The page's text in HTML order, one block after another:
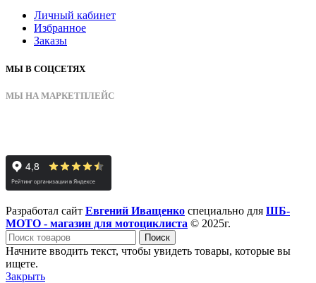
Личный кабинет
Избранное
Заказы
МЫ В СОЦСЕТЯХ
МЫ НА МАРКЕТПЛЕЙС
Разработал сайт Евгений Иващенко специально для ШБ-
МОТО - магазин для мотоциклиста © 2025г.
Поиск
Начните вводить текст, чтобы увидеть товары, которые вы
ищете.
Закрыть